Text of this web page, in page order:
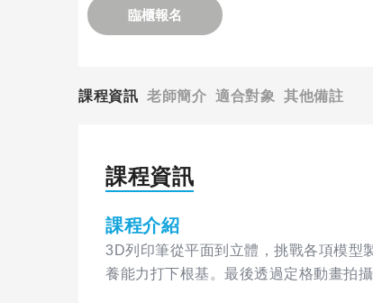
臨櫃報名
課程資訊 老師簡介 適合對象 其他備註
課程資訊
課程介紹
3D列印筆從平面到立體，挑戰各項模型
養能力打下根基。最後透過定格動畫拍